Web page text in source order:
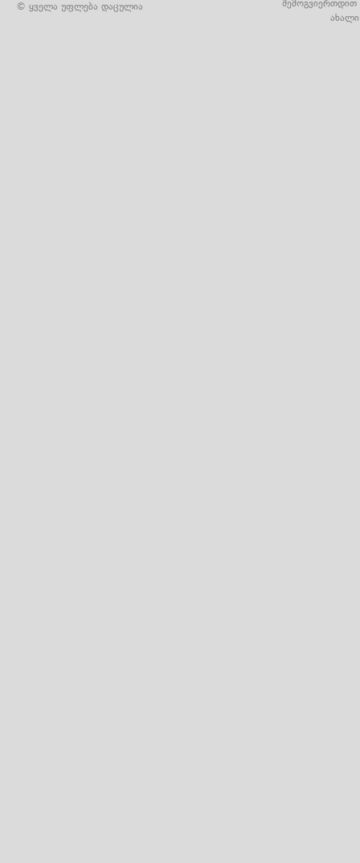
© ყველა უფლება დაცულია
შემოგვიერთდით
ახალი